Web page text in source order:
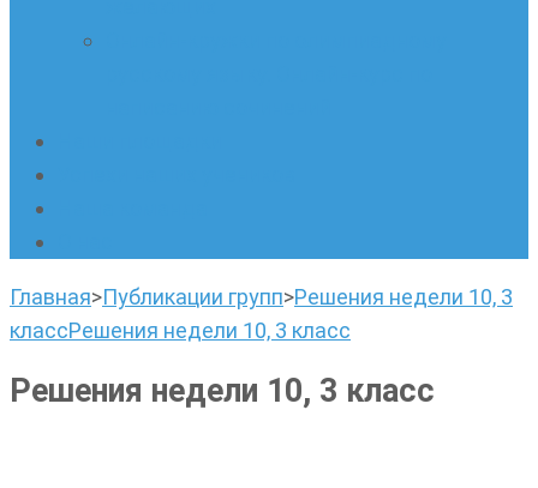
Главная>Публикации групп>Решения недели 10, 3
классРешения недели 10, 3 класс
Решения недели 10, 3 класс